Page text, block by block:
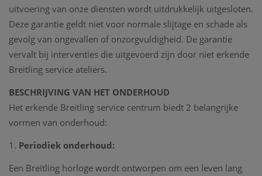
uitvoering van onze diensten wordt uitdrukkelijk uitgesloten.
Deze garantie geldt niet voor normale slijtage en schade als
gevolg van ongevallen of onzorgvuldigheid. De garantie
vervalt bij interventies die uitgevoerd zijn door niet erkende
Breitling service ateliers.
BESCHRIJVING VAN HET ONDERHOUD
Het erkende Breitling service centrum biedt 2 belangrijke
vormen van onderhoud:
1. Periodiek onderhoud:
Een Breitling horloge wordt ontworpen om een leven lang